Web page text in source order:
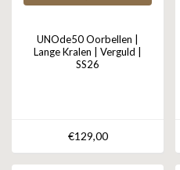
UNOde50 Oorbellen |
Lange Kralen | Verguld |
SS26
€129,00